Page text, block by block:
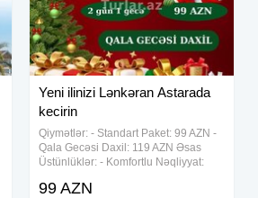
Yeni ilinizi Lənkəran Astarada
kecirin
Qiymətlər: - Standart Paket: 99 AZN -
Qala Gecəsi Daxil: 119 AZN Əsas
Üstünlüklər: - Komfortlu Nəqliyyat:
yüksək səviyyəli nəqliyyat vasitələri. -
99 AZN